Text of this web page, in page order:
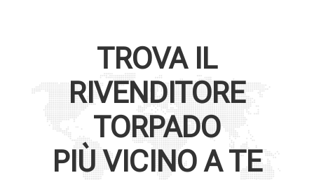
TROVA IL
RIVENDITORE
TORPADO
PIÙ VICINO A TE